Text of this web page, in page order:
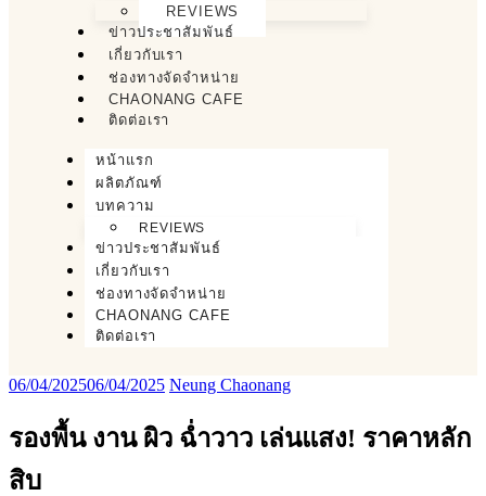
REVIEWS
ข่าวประชาสัมพันธ์
เกี่ยวกับเรา
ช่องทางจัดจำหน่าย
CHAONANG CAFE
ติดต่อเรา
หน้าแรก
ผลิตภัณฑ์
บทความ
REVIEWS
ข่าวประชาสัมพันธ์
เกี่ยวกับเรา
ช่องทางจัดจำหน่าย
CHAONANG CAFE
ติดต่อเรา
06/04/202506/04/2025 Neung Chaonang
รองพื้น งาน ผิว ฉ่ำวาว เล่นแสง! ราคาหลัก
สิบ